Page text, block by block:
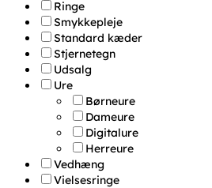
Ringe
Smykkepleje
Standard kæder
Stjernetegn
Udsalg
Ure
Børneure
Dameure
Digitalure
Herreure
Vedhæng
Vielsesringe